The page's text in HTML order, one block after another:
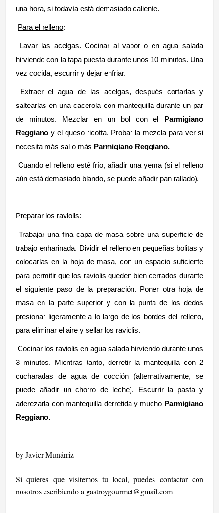
una hora, si todavía está demasiado caliente.
Para el relleno:
Lavar las acelgas. Cocinar al vapor o en agua salada
hirviendo con la tapa puesta durante unos 10 minutos. Una
vez cocida, escurrir y dejar enfriar.
Extraer el agua de las acelgas, después cortarlas y
saltearlas en una cacerola con mantequilla durante un par
de minutos. Mezclar en un bol con el Parmigiano
Reggiano y el queso ricotta. Probar la mezcla para ver si
necesita más sal o más Parmigiano Reggiano.
Cuando el relleno esté frío, añadir una yema (si el relleno
aún está demasiado blando, se puede añadir pan rallado).
Preparar los raviolis:
Trabajar una fina capa de masa sobre una superficie de
trabajo enharinada. Dividir el relleno en pequeñas bolitas y
colocarlas en la hoja de masa, con un espacio suficiente
para permitir que los raviolis queden bien cerrados durante
el siguiente paso de la preparación. Poner otra hoja de
masa en la parte superior y con la punta de los dedos
presionar ligeramente a lo largo de los bordes del relleno,
para eliminar el aire y sellar los raviolis.
Cocinar los raviolis en agua salada hirviendo durante unos
3 minutos. Mientras tanto, derretir la mantequilla con 2
cucharadas de agua de cocción (alternativamente, se
puede añadir un chorro de leche). Escurrir la pasta y
aderezarla con mantequilla derretida y mucho Parmigiano
Reggiano.
by Javier Munárriz
Si quieres que visitemos tu local, puedes contactar con
nosotros escribiendo a gastroygourmet@gmail.com